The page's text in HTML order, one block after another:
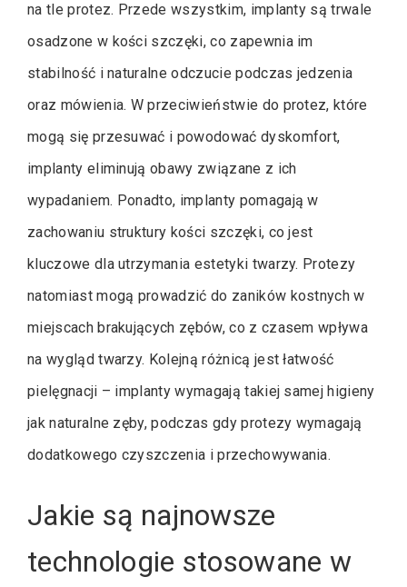
na tle protez. Przede wszystkim, implanty są trwale
osadzone w kości szczęki, co zapewnia im
stabilność i naturalne odczucie podczas jedzenia
oraz mówienia. W przeciwieństwie do protez, które
mogą się przesuwać i powodować dyskomfort,
implanty eliminują obawy związane z ich
wypadaniem. Ponadto, implanty pomagają w
zachowaniu struktury kości szczęki, co jest
kluczowe dla utrzymania estetyki twarzy. Protezy
natomiast mogą prowadzić do zaników kostnych w
miejscach brakujących zębów, co z czasem wpływa
na wygląd twarzy. Kolejną różnicą jest łatwość
pielęgnacji – implanty wymagają takiej samej higieny
jak naturalne zęby, podczas gdy protezy wymagają
dodatkowego czyszczenia i przechowywania.
Jakie są najnowsze
technologie stosowane w